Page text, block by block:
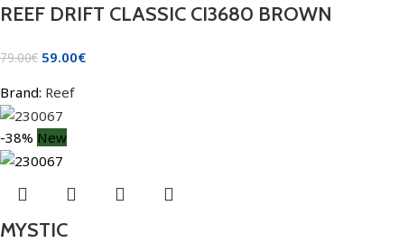
REEF DRIFT CLASSIC CI3680 BROWN
79.00€ 59.00€
Brand: Reef
-38% New
MYSTIC